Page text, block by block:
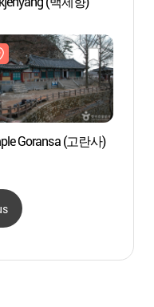
Goransa (고란사)